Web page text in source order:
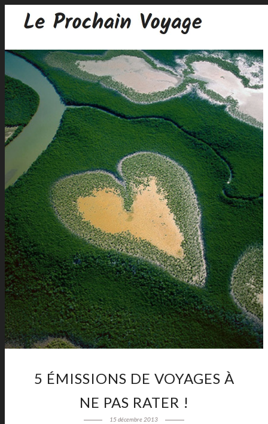
5 ÉMISSIONS DE VOYAGES À
NE PAS RATER !
15 décembre 2013